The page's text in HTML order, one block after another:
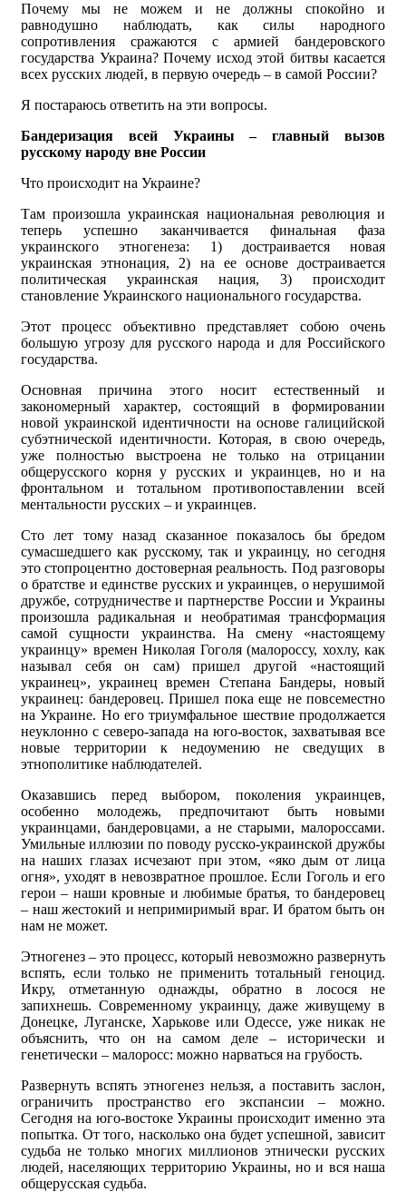
Почему мы не можем и не должны спокойно и
равнодушно наблюдать, как силы народного
сопротивления сражаются с армией бандеровского
государства Украина? Почему исход этой битвы касается
всех русских людей, в первую очередь – в самой России?
Я постараюсь ответить на эти вопросы.
Бандеризация всей Украины – главный вызов
русскому народу вне России
Что происходит на Украине?
Там произошла украинская национальная революция и
теперь успешно заканчивается финальная фаза
украинского этногенеза: 1) достраивается новая
украинская этнонация, 2) на ее основе достраивается
политическая украинская нация, 3) происходит
становление Украинского национального государства.
Этот процесс объективно представляет собою очень
большую угрозу для русского народа и для Российского
государства.
Основная причина этого носит естественный и
закономерный характер, состоящий в формировании
новой украинской идентичности на основе галицийской
субэтнической идентичности. Которая, в свою очередь,
уже полностью выстроена не только на отрицании
общерусского корня у русских и украинцев, но и на
фронтальном и тотальном противопоставлении всей
ментальности русских – и украинцев.
Сто лет тому назад сказанное показалось бы бредом
сумасшедшего как русскому, так и украинцу, но сегодня
это стопроцентно достоверная реальность. Под разговоры
о братстве и единстве русских и украинцев, о нерушимой
дружбе, сотрудничестве и партнерстве России и Украины
произошла радикальная и необратимая трансформация
самой сущности украинства. На смену «настоящему
украинцу» времен Николая Гоголя (малороссу, хохлу, как
называл себя он сам) пришел другой «настоящий
украинец», украинец времен Степана Бандеры, новый
украинец: бандеровец. Пришел пока еще не повсеместно
на Украине. Но его триумфальное шествие продолжается
неуклонно с северо-запада на юго-восток, захватывая все
новые территории к недоумению не сведущих в
этнополитике наблюдателей.
Оказавшись перед выбором, поколения украинцев,
особенно молодежь, предпочитают быть новыми
украинцами, бандеровцами, а не старыми, малороссами.
Умильные иллюзии по поводу русско-украинской дружбы
на наших глазах исчезают при этом, «яко дым от лица
огня», уходят в невозвратное прошлое. Если Гоголь и его
герои – наши кровные и любимые братья, то бандеровец
– наш жестокий и непримиримый враг. И братом быть он
нам не может.
Этногенез – это процесс, который невозможно развернуть
вспять, если только не применить тотальный геноцид.
Икру, отметанную однажды, обратно в лосося не
запихнешь. Современному украинцу, даже живущему в
Донецке, Луганске, Харькове или Одессе, уже никак не
объяснить, что он на самом деле – исторически и
генетически – малоросс: можно нарваться на грубость.
Развернуть вспять этногенез нельзя, а поставить заслон,
ограничить пространство его экспансии – можно.
Сегодня на юго-востоке Украины происходит именно эта
попытка. От того, насколько она будет успешной, зависит
судьба не только многих миллионов этнически русских
людей, населяющих территорию Украины, но и вся наша
общерусская судьба.